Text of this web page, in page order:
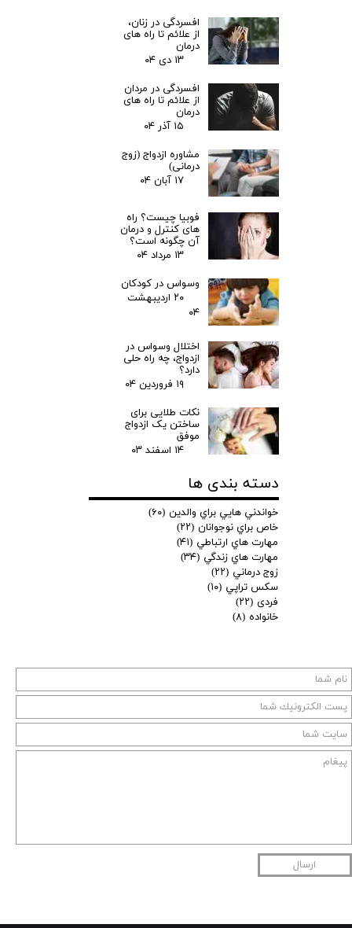
ارسال
افسردگی در زنان،
از علائم تا راه های
درمان
۱۳ دی ۰۴
افسردگی در مردان
از علائم تا راه های
درمان
۱۵ آذر ۰۴
مشاوره ازدواج (زوج
درمانی)
۱۷ آبان ۰۴
فوبیا چیست؟ راه
های کنترل و درمان
آن چگونه است؟
۱۳ مرداد ۰۴
وسواس در کودکان
۲۰ اردیبهشت
۰۴
اختلال وسواس در
ازدواج، چه راه حلی
دارد؟
۱۹ فروردین ۰۴
نکات طلایی برای
ساختن یک ازدواج
موفق
۱۴ اسفند ۰۳
دسته بندی ها
خواندني هايي براي والدين (۶۰)
خاص براي نوجوانان (۲۲)
مهارت هاي ارتباطي (۴۱)
مهارت هاي زندگي (۳۴)
زوج درماني (۲۲)
سكس تراپي (۱۰)
فردی (۲۲)
خانواده (۸)